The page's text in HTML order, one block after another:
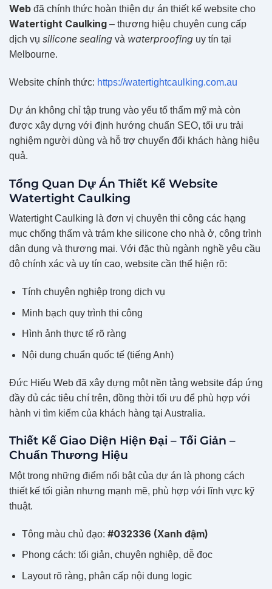
Web đã chính thức hoàn thiện dự án thiết kế website cho
Watertight Caulking – thương hiệu chuyên cung cấp
dịch vụ silicone sealing và waterproofing uy tín tại
Melbourne.
Website chính thức: https://watertightcaulking.com.au
Dự án không chỉ tập trung vào yếu tố thẩm mỹ mà còn
được xây dựng với định hướng chuẩn SEO, tối ưu trải
nghiệm người dùng và hỗ trợ chuyển đổi khách hàng hiệu
quả.
Tổng Quan Dự Án Thiết Kế Website
Watertight Caulking
Watertight Caulking là đơn vị chuyên thi công các hạng
mục chống thấm và trám khe silicone cho nhà ở, công trình
dân dụng và thương mại. Với đặc thù ngành nghề yêu cầu
độ chính xác và uy tín cao, website cần thể hiện rõ:
Tính chuyên nghiệp trong dịch vụ
Minh bạch quy trình thi công
Hình ảnh thực tế rõ ràng
Nội dung chuẩn quốc tế (tiếng Anh)
Đức Hiếu Web đã xây dựng một nền tảng website đáp ứng
đầy đủ các tiêu chí trên, đồng thời tối ưu để phù hợp với
hành vi tìm kiếm của khách hàng tại Australia.
Thiết Kế Giao Diện Hiện Đại – Tối Giản –
Chuẩn Thương Hiệu
Một trong những điểm nổi bật của dự án là phong cách
thiết kế tối giản nhưng mạnh mẽ, phù hợp với lĩnh vực kỹ
thuật.
Tông màu chủ đạo: #032336 (Xanh đậm)
Phong cách: tối giản, chuyên nghiệp, dễ đọc
Layout rõ ràng, phân cấp nội dung logic